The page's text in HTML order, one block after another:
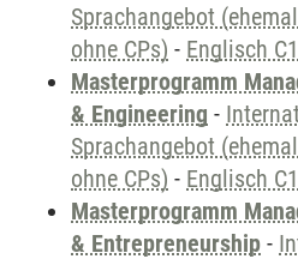
Sprachangebot
ohne CPs) - Englisch C1
Masterprogramm
& Engineering -
Sprachangebot
ohne CPs) - Englisch C1
Masterprogramm
& Entrepreneurship -